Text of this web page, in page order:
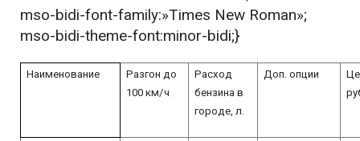
mso-bidi-font-family:»Times New Roman»;
mso-bidi-theme-font:minor-bidi;}
Наименование
Разгон до
100 км/ч
Расход
бензина в
городе, л.
Доп. опции